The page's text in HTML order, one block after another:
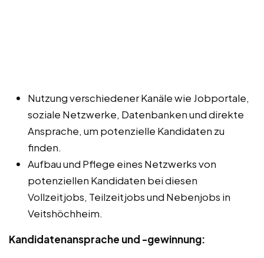
Nutzung verschiedener Kanäle wie Jobportale,
soziale Netzwerke, Datenbanken und direkte
Ansprache, um potenzielle Kandidaten zu
finden.
Aufbau und Pflege eines Netzwerks von
potenziellen Kandidaten bei diesen
Vollzeitjobs, Teilzeitjobs und Nebenjobs in
Veitshöchheim.
Kandidatenansprache und -gewinnung: